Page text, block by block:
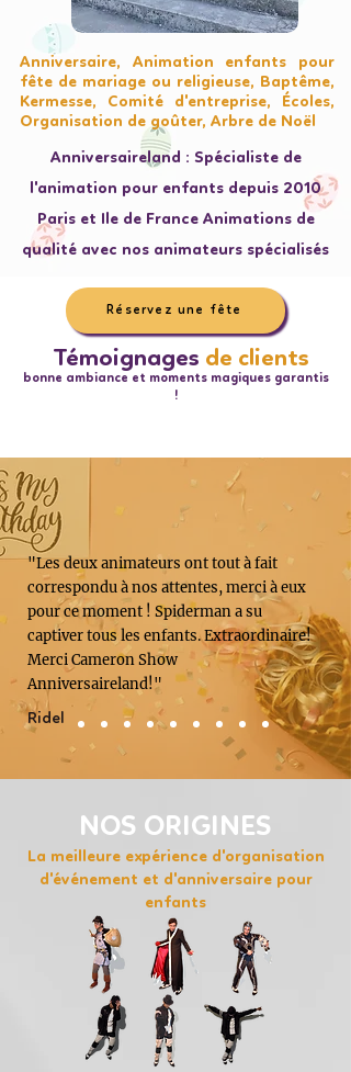
Anniversaire, Animation enfants pour
fête de mariage ou religieuse, Baptême,
Kermesse, Comité d'entreprise, Écoles,
Organisation de goûter, Arbre de Noël
Anniversaireland : Spécialiste de
l'animation pour enfants depuis 2010
Paris et Ile de France Animations de
qualité avec nos animateurs spécialisés
Réservez une fête
bonne ambiance et moments magiques garantis
!
Témoignages de clients
"Les deux animateurs ont tout à fait
correspondu à nos attentes, merci à eux
pour ce moment ! Spiderman a su
captiver tous les enfants. Extraordinaire!
Merci Cameron Show
Anniversaireland!"
Ridel
NOS ORIGINES
La meilleure expérience d'organisation
d'événement et d'anniversaire pour
enfants